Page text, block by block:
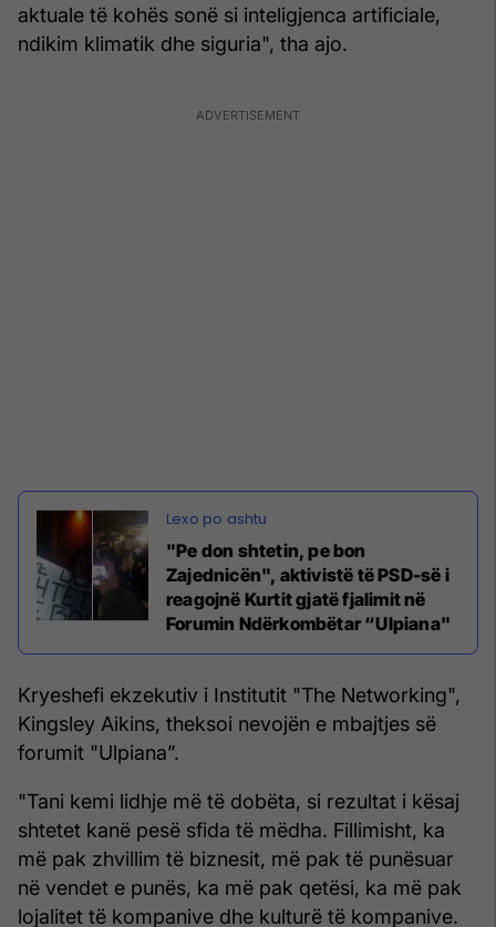
aktuale të kohës sonë si inteligjenca artificiale,
ndikim klimatik dhe siguria", tha ajo.
"Pe don shtetin, pe bon
Zajednicën", aktivistë të PSD-së i
reagojnë Kurtit gjatë fjalimit në
Forumin Ndërkombëtar “Ulpiana"
Kryeshefi ekzekutiv i Institutit "The Networking",
Kingsley Aikins, theksoi nevojën e mbajtjes së
forumit "Ulpiana”.
"Tani kemi lidhje më të dobëta, si rezultat i kësaj
shtetet kanë pesë sfida të mëdha. Fillimisht, ka
më pak zhvillim të biznesit, më pak të punësuar
në vendet e punës, ka më pak qetësi, ka më pak
lojalitet të kompanive dhe kulturë të kompanive.